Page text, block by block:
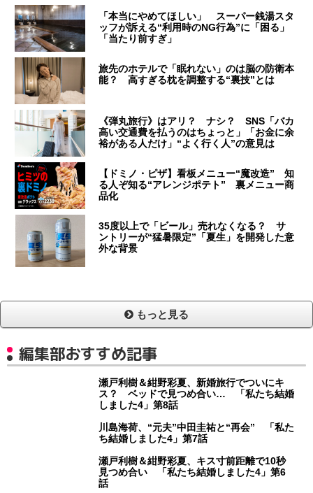
「本当にやめてほしい」 スーパー銭湯スタ
ッフが訴える“利用時のNG行為”に「困る」
「当たり前すぎ」
旅先のホテルで「眠れない」のは脳の防衛本
能？ 高すぎる枕を調整する“裏技”とは
《弾丸旅行》はアリ？ ナシ？ SNS「バカ
高い交通費を払うのはちょっと」「お金に余
裕がある人だけ」“よく行く人”の意見は
【ドミノ・ピザ】看板メニュー“魔改造” 知
る人ぞ知る“アレンジポテト” 裏メニュー商
品化
35度以上で「ビール」売れなくなる？ サ
ントリーが“猛暑限定”「夏生」を開発した意
外な背景
もっと見る
編集部おすすめ記事
瀬戸利樹＆紺野彩夏、新婚旅行でついにキ
ス？ ベッドで見つめ合い… 「私たち結婚
しました4」第8話
川島海荷、“元夫”中田圭祐と“再会” 「私た
ち結婚しました4」第7話
瀬戸利樹＆紺野彩夏、キス寸前距離で10秒
見つめ合い 「私たち結婚しました4」第6
話